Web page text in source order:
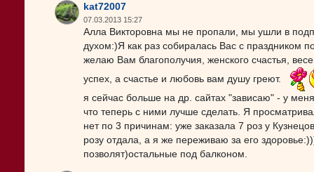
kat72007
07.03.2013 15:27
Алла Викторовна мы не пропали, мы ушли в
духом:)Я как раз собиралась Вас с праздником
желаю Вам благополучия, женского счастья,
успех, а счастье и любовь вам душу греют.
я сейчас больше на др. сайтах "зависаю" - у
что теперь с ними лучше сделать. Я
нет по 3 причинам: уже заказала 7 роз у
розу отдала, а я же переживаю за его
позволят)остальные под балконом.